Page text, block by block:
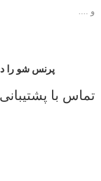
و ....
پرنس شو را
تماس با